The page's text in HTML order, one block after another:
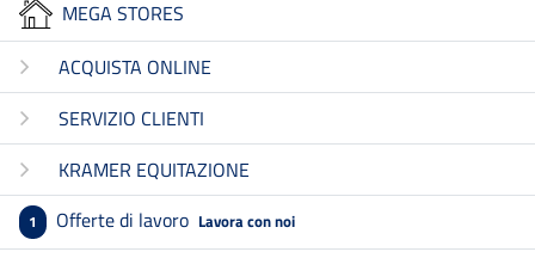
MEGA STORES
ACQUISTA ONLINE
SERVIZIO CLIENTI
KRAMER EQUITAZIONE
1 Offerte di lavoro Lavora con noi